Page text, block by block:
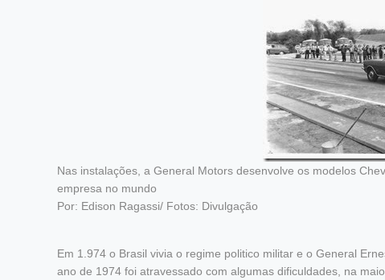
Nas instalações, a General Motors desenvolve os modelos
empresa no mundo
Por: Edison Ragassi/ Fotos: Divulgação
Em 1.974 o Brasil vivia o regime politico militar e o General
ano de 1974 foi atravessado com algumas dificuldades, na